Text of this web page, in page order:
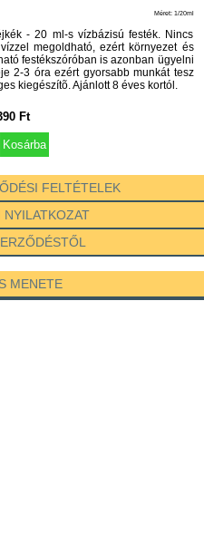
Méret: 1/20ml
- 20 ml-s vízbázisú festék. Nincs
megoldható, ezért környezet és
festékszóróban is azonban ügyelni
2-3 óra ezért gyorsabb munkát tesz
kiegészítõ. Ajánlott 8 éves kortól.
Ft
FELTÉTELEK
NYILATKOZAT
MENETE